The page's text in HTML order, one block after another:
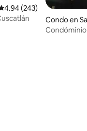
promedio:
4.94 (243)
Condo en
Condóminio